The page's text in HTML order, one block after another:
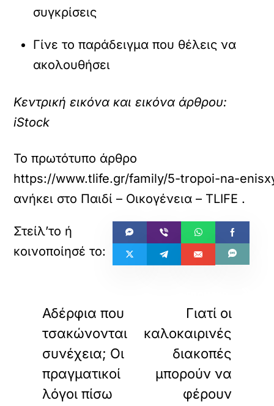
συγκρίσεις
Γίνε το παράδειγμα που θέλεις να
ακολουθήσει
Κεντρική εικόνα και εικόνα άρθρου:
iStock
Το πρωτότυπο άρθρο
https://www.tlife.gr/family/5-tropoi-na-
ανήκει στο Παιδί – Οικογένεια – TLIFE .
Αδέρφια που
τσακώνονται
συνέχεια; Οι
πραγματικοί
λόγοι πίσω
Γιατί οι
καλοκαιρινές
διακοπές
μπορούν να
φέρουν